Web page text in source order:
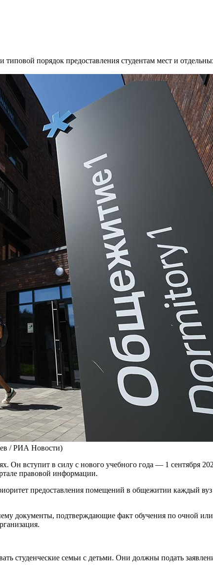
порядок предоставления студентам мест и
/ РИА Новости)
вступит в силу с нового учебного года — 1 сентября
правовой информации.
предоставления помещений в общежитии каждый
документы, подтверждающие факт обучения по очной или
студенческие семьи с детьми. Они должны подать